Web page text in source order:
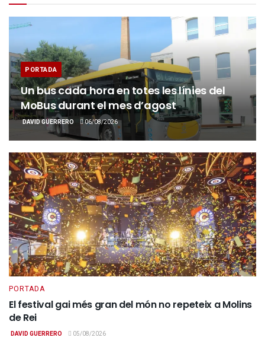
PORTADA
Un bus cada hora en totes les línies del
MoBus durant el mes d’agost
DAVID GUERRERO 06/08/2026
PORTADA
El festival gai més gran del món no repeteix a Molins
de Rei
DAVID GUERRERO 05/08/2026